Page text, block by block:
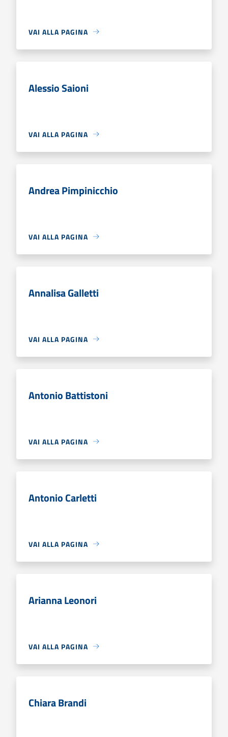
VAI ALLA PAGINA
Alessio Saioni
VAI ALLA PAGINA
Andrea Pimpinicchio
VAI ALLA PAGINA
Annalisa Galletti
VAI ALLA PAGINA
Antonio Battistoni
VAI ALLA PAGINA
Antonio Carletti
VAI ALLA PAGINA
Arianna Leonori
VAI ALLA PAGINA
Chiara Brandi